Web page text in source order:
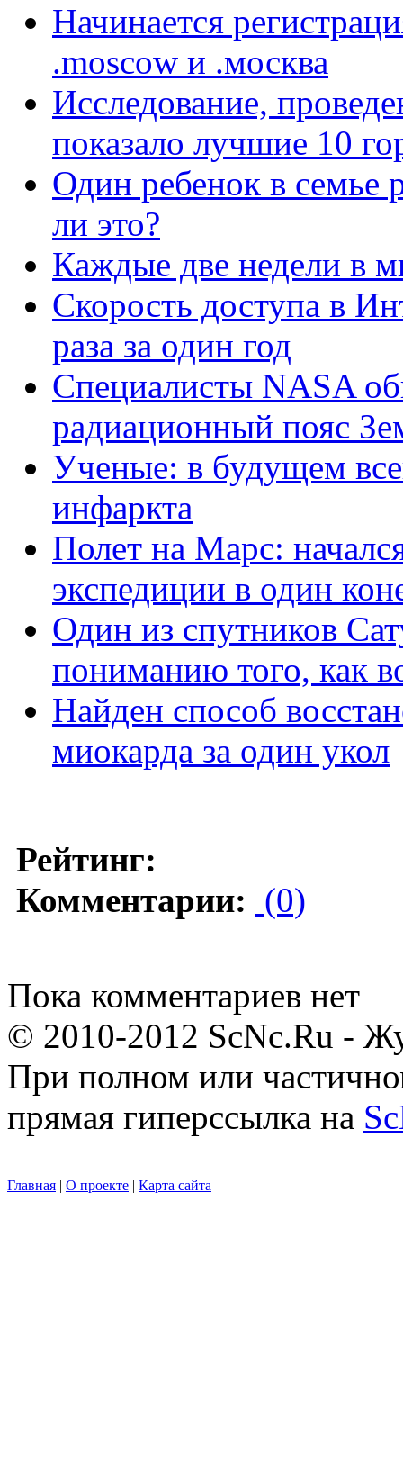
Начинается
.moscow и .москва
Исследование,
показало лучшие 10
Один ребенок в семье
ли это?
Каждые две недели в
Скорость доступа в
раза за один год
Специалисты NASA
радиационный пояс
Ученые: в будущем
инфаркта
Полет на Марс:
экспедиции в один
Один из спутников
пониманию того, как
Найден способ
миокарда за один укол
Рейтинг:
Комментарии: (0)
Пока комментариев нет
© 2010-2012 ScNc.Ru -
При полном или
прямая гиперссылка на
Главная | О проекте | Карта сайта